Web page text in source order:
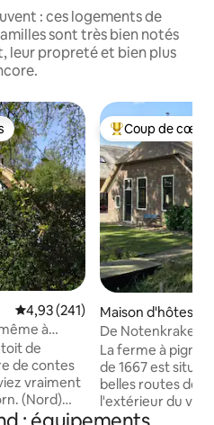
: ces logements de
sont très bien notés
leur propreté et bien plus
plus appréciés
Évaluation moyenne sur la
4,93 (241)
à
de
de contes
vraiment
(Nord)
auprès
Coups de cœur
Coup de cœur
Maison d'hôtes ⋅
ooster
De Notenkraker :
attrayante
La ferme à
de 1667 est
belles routes de
l'extérieur du
Jansklooster.